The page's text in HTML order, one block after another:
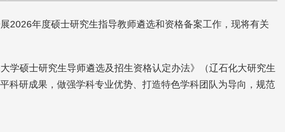
2026年度硕士研究生指导教师遴选和资格备案工作，现将有关
学硕士研究生导师遴选及招生资格认定办法》（辽石化大研究生
科研成果，做强学科专业优势、打造特色学科团队为导向，规范